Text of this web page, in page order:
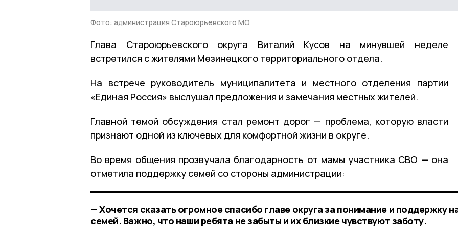
Фото: администрация Староюрьевского МО
Глава Староюрьевского округа Виталий Кусов на минувшей неделе
встретился с жителями Мезинецкого территориального отдела.
На встрече руководитель муниципалитета и местного отделения партии
«Единая Россия» выслушал предложения и замечания местных жителей.
Главной темой обсуждения стал ремонт дорог — проблема, которую власти
признают одной из ключевых для комфортной жизни в округе.
Во время общения прозвучала благодарность от мамы участника СВО — она
отметила поддержку семей со стороны администрации:
— Хочется сказать огромное спасибо главе округа за понимание и поддержку
семей. Важно, что наши ребята не забыты и их близкие чувствуют заботу.